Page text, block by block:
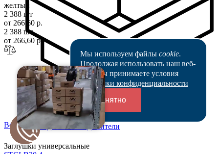
Переходники и соединители
желтый
2 388 шт
от 266,60 р.
2 388 шт
от 266,60 р.
Все цены
Заглушки универсальные
Мы используем файлы cookie.
Продолжая использовать наш веб-
сайт, вы принимаете условия
Политики конфиденциальности
Понятно